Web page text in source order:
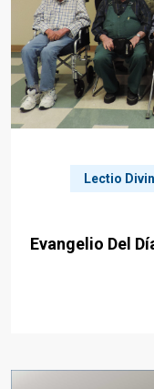
Lectio
Evangelio Del